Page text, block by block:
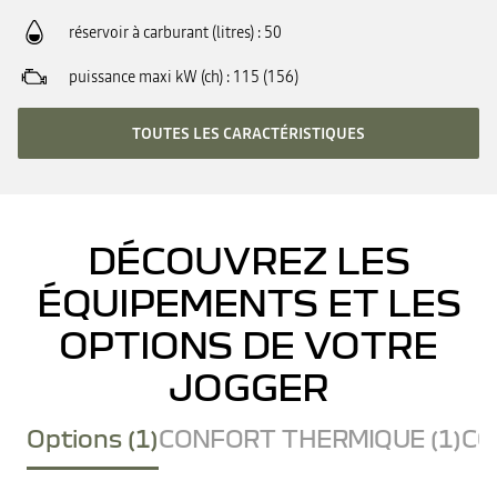
réservoir à carburant (litres) 50
puissance maxi kW (ch) 115 (156)
TOUTES LES CARACTÉRISTIQUES
DÉCOUVREZ LES
ÉQUIPEMENTS ET LES
OPTIONS DE VOTRE
JOGGER
Options (1)CONFORT THERMIQUE (1)